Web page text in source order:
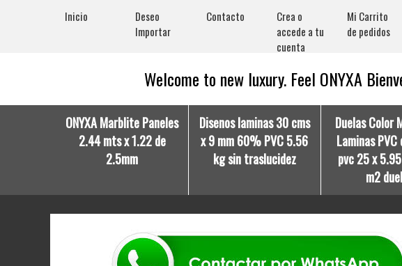
Inicio
Deseo
Importar
Contacto
Crea o
accede a tu
cuenta
Mi Carrito
de pedidos
Welcome to new luxury. Feel ONYXA
ONYXA Marblite Paneles
2.44 mts x 1.22 de
2.5mm
Disenos laminas 30 cms
x 9 mm 60% PVC 5.56
kg sin traslucidez
Duelas Color
Laminas
pvc 25 x
m2